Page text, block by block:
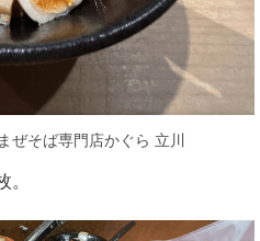
ぜそば専門店かぐら 立川
。